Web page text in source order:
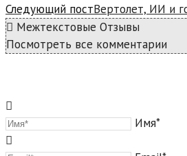
Следующий постВертолет, ИИ и
Межтекстовые Отзывы
Посмотреть все комментарии
Имя*